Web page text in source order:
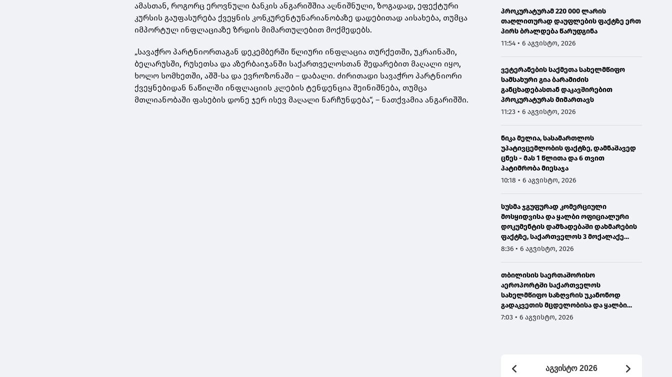
ამასთან, როგორც ეროვნული ბანკის ანგარიშშია აღნიშნული, ზოგადად, ეფექტური
კურსის გაუფასურება ქვეყნის კონკურენტუნარიანობაზე დადებითად აისახება, თუმცა
იმპორტულ ინფლაციაზე ზრდის მიმართულებით მოქმედებს.
„სავაჭრო პარტნიორთაგან დეკემბერში წლიური ინფლაცია თურქეთში, უკრაინაში,
ბელარუსში, რუსეთსა და აზერბაიჯანში საქართველოსთან შედარებით მაღალი იყო,
ხოლო სომხეთში, აშშ-სა და ევროზონაში – დაბალი. ძირითადი სავაჭრო პარტნიორი
ქვეყნებიდან ნაწილში ინფლაციის კლების ტენდენცია შეინიშნება, თუმცა
მთლიანობაში ფასების დონე ჯერ ისევ მაღალი ნარჩუნდება“, – ნათქვამია ანგარიშში.
პროკურატურამ 220 000 ლარის
თაღლითურად დაუფლების ფაქტზე ერთ
პირს ბრალდება წარუდგინა
11:54 • 6 აგვისტო, 2026
ვეტერანების საქმეთა სახელმწიფო
სამსახური გია ბარამიძის
განცხადებასთან დაკავშირებით
პროკურატურას მიმართავს
11:23 • 6 აგვისტო, 2026
ნიკა მელია, სასამართლოს
უპატივცემლობის ფაქტზე, დამნაშავედ
ცნეს - მას 1 წლითა და 6 თვით
პატიმრობა მიესაჯა
10:18 • 6 აგვისტო, 2026
სუსმა ჯგუფურად კომერციული
მოსყიდვისა და ყალბი ოფიციალური
დოკუმენტის დამზადებაში დახმარების
ფაქტზე, საქართველოს 3 მოქალაქე
დააკავა
8:36 • 6 აგვისტო, 2026
თბილისის საერთაშორისო
აეროპორტში საქართველოს
სახელმწიფო საზღვრის უკანონოდ
გადაკვეთის მცდელობისა და ყალბი
დოკუმენტების გამოყენების
7:03 • 6 აგვისტო, 2026
აგვისტო 2026